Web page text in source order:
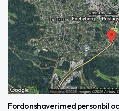
Fordonshaveri med personbil